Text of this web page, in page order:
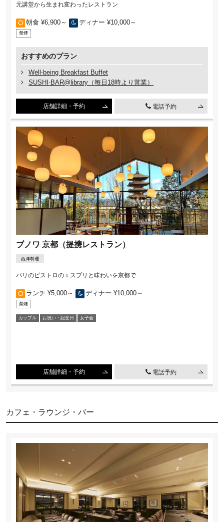
元講堂から生まれ変わったレストラン
朝食 ¥6,900～ ディナー ¥10,000～
禁煙
おすすめのプラン
Well-being Breakfast Buffet
SUSHI-BAR@library（毎日18時より営業）
店舗詳細・予約 電話予約
ブノワ 京都（提携レストラン）
西洋料理
パリのビストロのエスプリと味わいを京都で
ランチ ¥5,000～ ディナー ¥10,000～
禁煙
カップル お祝い・記念⽇ ⼥⼦会
店舗詳細・予約 電話予約
カフェ・ラウンジ・バー